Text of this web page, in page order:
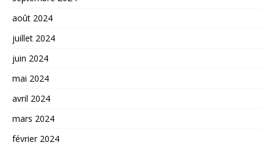
août 2024
juillet 2024
juin 2024
mai 2024
avril 2024
mars 2024
février 2024